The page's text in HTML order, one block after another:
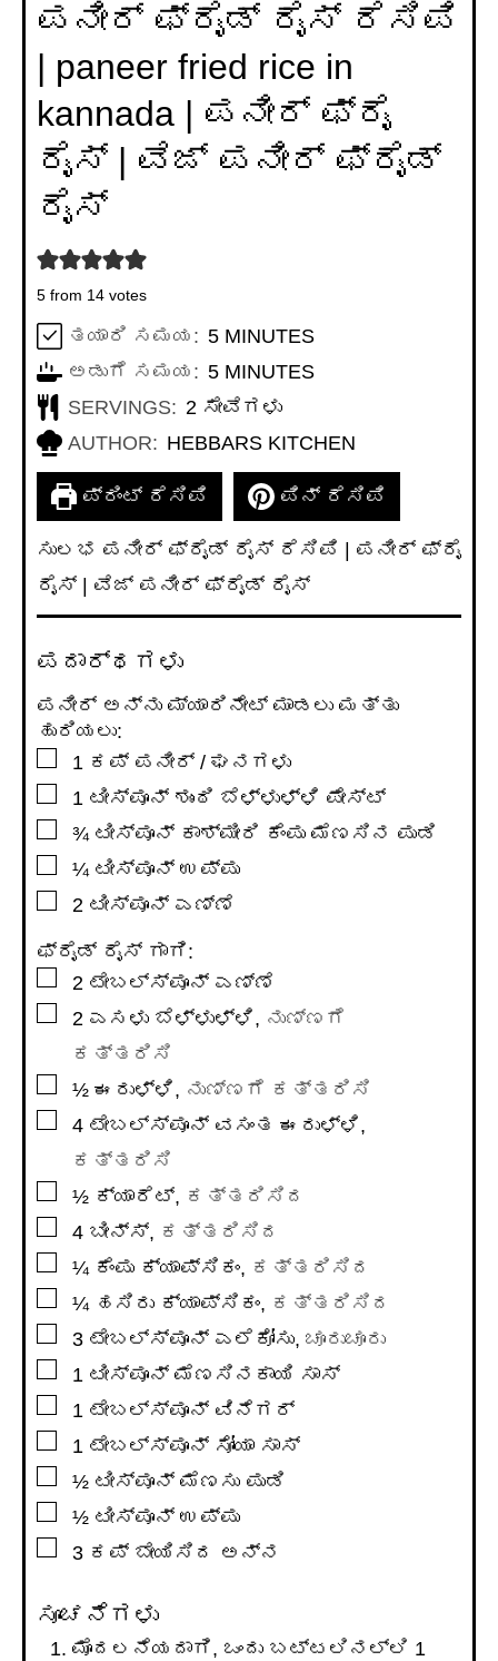
ಪನೀರ್ ಫ್ರೈಡ್ ರೈಸ್ ರೆಸಿಪಿ
| paneer fried rice in
kannada | ಪನೀರ್ ಫ್ರೈ
ರೈಸ್ | ವೆಜ್ ಪನೀರ್ ಫ್ರೈಡ್
ರೈಸ್
5 from 14 votes
ತಯಾರಿ ಸಮಯ: 5MINUTES
MINUTES
ಅಡುಗೆ ಸಮಯ: 5MINUTES
MINUTES
SERVINGS: 2 ಸೇವೆಗಳು
AUTHOR: HEBBARS KITCHEN
ಪ್ರಿಂಟ್ ರೆಸಿಪಿ ಪಿನ್ ರೆಸಿಪಿ
ಸುಲಭ ಪನೀರ್ ಫ್ರೈಡ್ ರೈಸ್ ರೆಸಿಪಿ | ಪನೀರ್ ಫ್ರೈ
ರೈಸ್ | ವೆಜ್ ಪನೀರ್ ಫ್ರೈಡ್ ರೈಸ್
ಪದಾರ್ಥಗಳು
ಪನೀರ್ ಅನ್ನು ಮ್ಯಾರಿನೇಟ್ ಮಾಡಲು ಮತ್ತು
ಹುರಿಯಲು:
▢1 ಕಪ್ ಪನೀರ್ / ಘನಗಳು
▢1 ಟೀಸ್ಪೂನ್ ಶುಂಠಿ ಬೆಳ್ಳುಳ್ಳಿ ಪೇಸ್ಟ್
▢¾ ಟೀಸ್ಪೂನ್ ಕಾಶ್ಮೀರಿ ಕೆಂಪು ಮೆಣಸಿನ ಪುಡಿ
▢¼ ಟೀಸ್ಪೂನ್ ಉಪ್ಪು
▢2 ಟೀಸ್ಪೂನ್ ಎಣ್ಣೆ
ಫ್ರೈಡ್ ರೈಸ್ ಗಾಗಿ:
▢2 ಟೇಬಲ್ಸ್ಪೂನ್ ಎಣ್ಣೆ
▢2 ಎಸಳು ಬೆಳ್ಳುಳ್ಳಿ, ನುಣ್ಣಗೆ
ಕತ್ತರಿಸಿ
▢½ ಈರುಳ್ಳಿ, ನುಣ್ಣಗೆ ಕತ್ತರಿಸಿ
▢4 ಟೇಬಲ್ಸ್ಪೂನ್ ವಸಂತ ಈರುಳ್ಳಿ,
ಕತ್ತರಿಸಿ
▢½ ಕ್ಯಾರೆಟ್, ಕತ್ತರಿಸಿದ
▢4 ಬೀನ್ಸ್, ಕತ್ತರಿಸಿದ
▢¼ ಕೆಂಪು ಕ್ಯಾಪ್ಸಿಕಂ, ಕತ್ತರಿಸಿದ
▢¼ ಹಸಿರು ಕ್ಯಾಪ್ಸಿಕಂ, ಕತ್ತರಿಸಿದ
▢3 ಟೇಬಲ್ಸ್ಪೂನ್ ಎಲೆಕೋಸು, ಚೂರುಚೂರು
▢1 ಟೀಸ್ಪೂನ್ ಮೆಣಸಿನಕಾಯಿ ಸಾಸ್
▢1 ಟೇಬಲ್ಸ್ಪೂನ್ ವಿನೆಗರ್
▢1 ಟೇಬಲ್ಸ್ಪೂನ್ ಸೋಯಾ ಸಾಸ್
▢½ ಟೀಸ್ಪೂನ್ ಮೆಣಸು ಪುಡಿ
▢½ ಟೀಸ್ಪೂನ್ ಉಪ್ಪು
▢3 ಕಪ್ ಬೇಯಿಸಿದ ಅನ್ನ
ಸೂಚನೆಗಳು
ಮೊದಲನೆಯದಾಗಿ, ಒಂದು ಬಟ್ಟಲಿನಲ್ಲಿ 1